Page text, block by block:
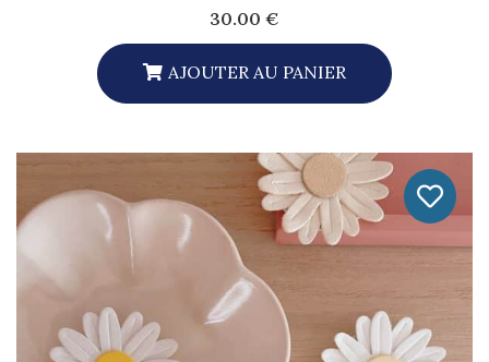
30.00 €
AJOUTER AU PANIER